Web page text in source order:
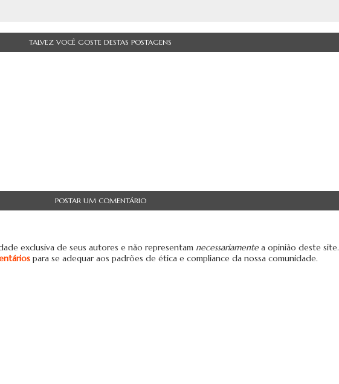
TALVEZ VOCÊ GOSTE DESTAS POSTAGENS
POSTAR UM COMENTÁRIO
exclusiva de seus autores e não representam necessariamentea opinião deste site.
para se adequar aos padrões de ética e compliance da nossa comunidade.